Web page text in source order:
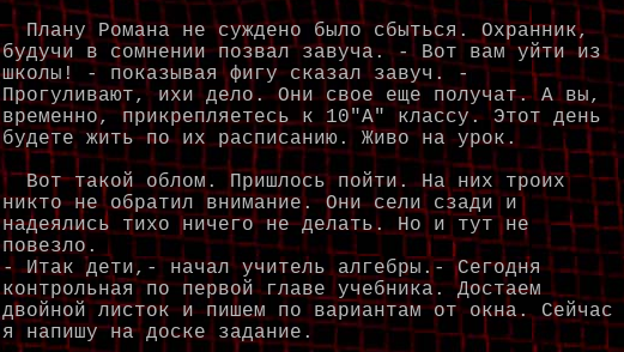
Плану Романа не суждено было сбыться. Охранник,
будучи в сомнении позвал завуча. - Вот вам уйти из
школы! - показывая фигу сказал завуч. -
Прогуливают, ихи дело. Они свое еще получат. А вы,
временно, прикрепляетесь к 10"А" классу. Этот день
будете жить по их расписанию. Живо на урок.
Вот такой облом. Пришлось пойти. На них троих
никто не обратил внимание. Они сели сзади и
надеялись тихо ничего не делать. Но и тут не
повезло.
- Итак дети,- начал учитель алгебры.- Сегодня
контрольная по первой главе учебника. Достаем
двойной листок и пишем по вариантам от окна. Сейчас
я напишу на доске задание.